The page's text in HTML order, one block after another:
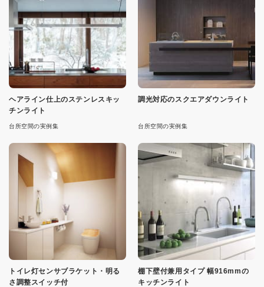
ヘアライン仕上のステンレスキッ
チンライト
台所空間の実例集
調光対応のスクエアダウンライト
台所空間の実例集
トイレ灯センサブラケット・明る
さ調整スイッチ付
棚下壁付兼用タイプ 幅916mmの
キッチンライト